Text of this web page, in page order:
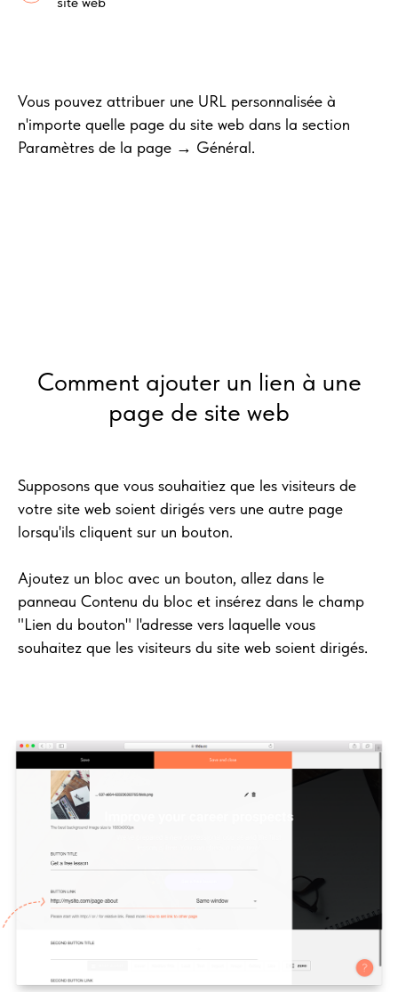
Vous pouvez attribuer une URL personnalisée à
n'importe quelle page du site web dans la section
Paramètres de la page → Général.
Comment ajouter un lien à une
page de site web
Supposons que vous souhaitiez que les visiteurs de
votre site web soient dirigés vers une autre page
lorsqu'ils cliquent sur un bouton.
Ajoutez un bloc avec un bouton, allez dans le
panneau Contenu du bloc et insérez dans le champ
"Lien du bouton" l'adresse vers laquelle vous
souhaitez que les visiteurs du site web soient dirigés.